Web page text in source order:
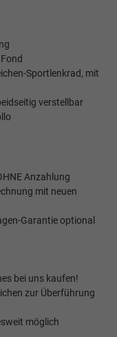
Sportlenkrad, mit
verstellbar
Anzahlung
mit neuen
Garantie optional
bei uns kaufen!
zur Überführung
möglich